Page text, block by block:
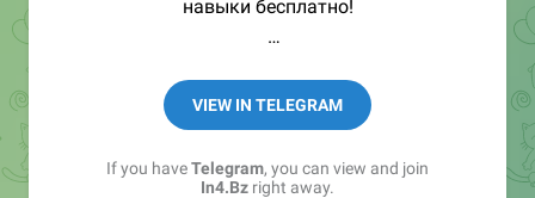
навыки бесплатно!
➖ in4.bz/
➖ https://t.me/in4bz
➖ twitter.com/bz_in4
➖ https://t.me/in4news
VIEW IN TELEGRAM
If you haveTelegram, you can view and join
In4.Bz right away.